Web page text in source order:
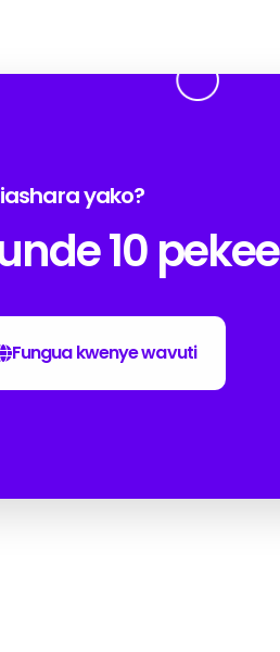
yako?
10 pekee
Fungua kwenye wavuti